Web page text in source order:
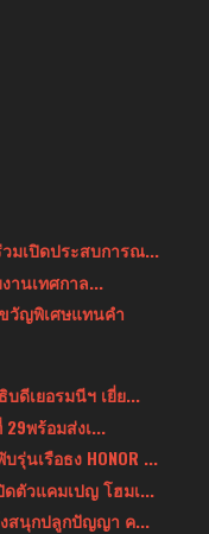
มเปิดประสบการณ...
านเทศกาล...
วัญพิเศษแทนคำ
ดีเยอรมนีฯ เยี่ย...
พร้อมส่งเ...
รุ่นเรือธง HONOR ...
ตัวแคมเปญ โฮมเ...
งสนุกปลูกปัญญา ค...